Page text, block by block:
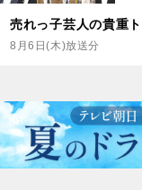
売れっ子芸人の貴重
8月6日(木)放送分